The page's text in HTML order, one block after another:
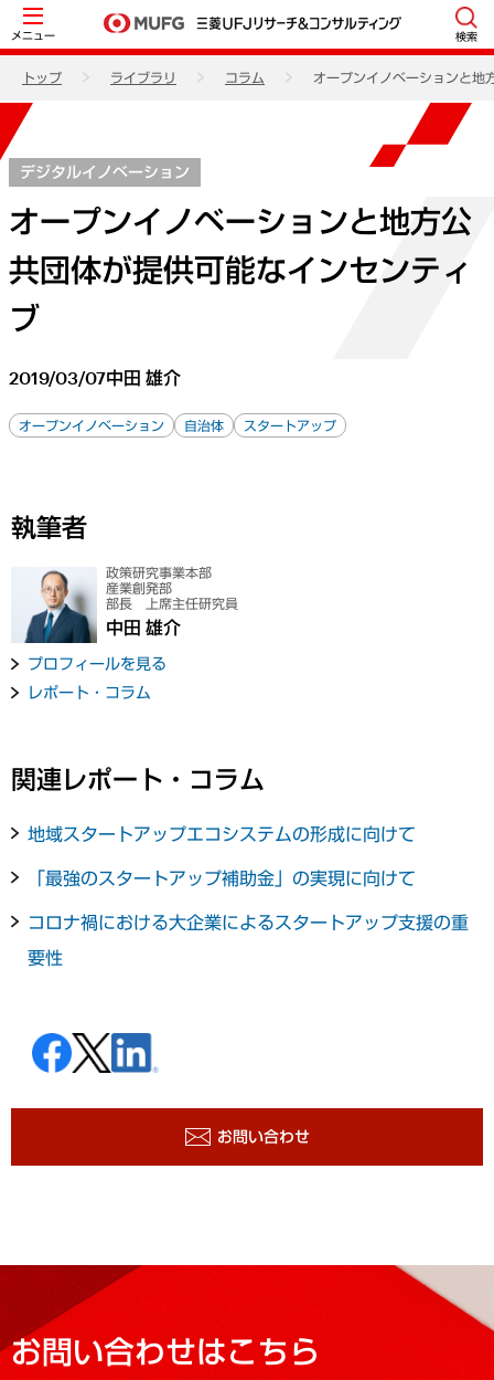
メニュー 検索
トップ ライブラリ コラム オープンイノベーションと地
デジタルイノベーション
オープンイノベーションと地方公
共団体が提供可能なインセンティ
ブ
2019/03/07中田 雄介
オープンイノベーション 自治体 スタートアップ
執筆者
政策研究事業本部
産業創発部
部長 上席主任研究員
中田 雄介
プロフィールを見る
レポート・コラム
関連レポート・コラム
地域スタートアップエコシステムの形成に向けて
「最強のスタートアップ補助金」の実現に向けて
コロナ禍における大企業によるスタートアップ支援の重
要性
お問い合わせ
お問い合わせはこちら